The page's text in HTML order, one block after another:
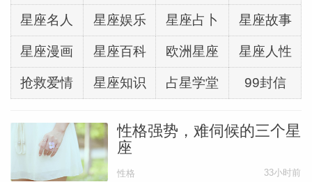
星座名人 星座娱乐 星座占卜 星座故事
星座漫画 星座百科 欧洲星座 星座人性
抢救爱情 星座知识 占星学堂 99封信
性格强势，难伺候的三个星
座
性格 33小时前